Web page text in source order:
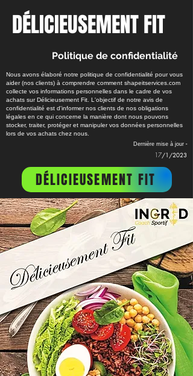
DÉLICIEUSEMENTFIT
Politique de confidentialité
Nous avons élaboré notre politique de confidentialité pour vous
aider (nos clients) à comprendre comment shapeitservices.com
collecte vos informations personnelles dans le cadre de vos
achats sur Délicieusement Fit. L'objectif de notre avis de
confidentialité est d'informer nos clients de nos obligations
légales en ce qui concerne la manière dont nous pouvons
stocker, traiter, protéger et manipuler vos données personnelles
lors de vos achats chez nous.
Dernière mise à jour -
17/1 /2023
DÉLICIEUSEMENT FIT